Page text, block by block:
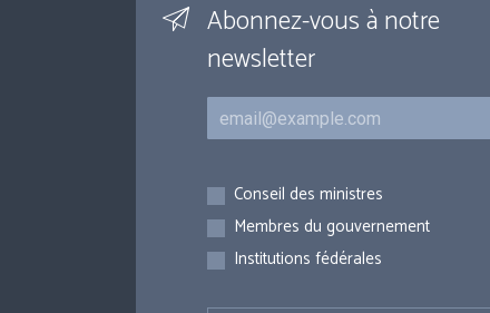
Abonnez-vous à notre
newsletter
Courriel
Inscriptions
Conseil des ministres
Membres du gouvernement
Institutions fédérales